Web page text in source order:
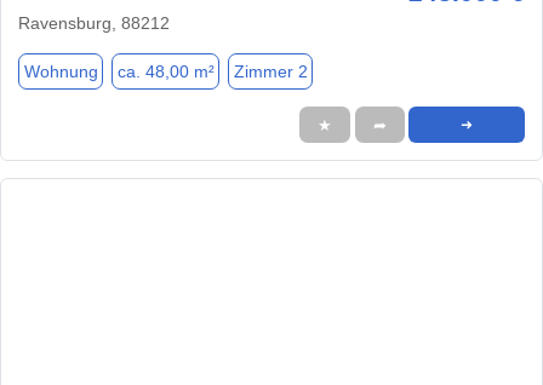
Ravensburg, 88212
Wohnung ca. 48,00 m² Zimmer 2
★ ➦ ➜